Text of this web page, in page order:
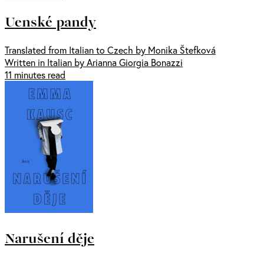
Uenské pandy
Translated from Italian to Czech by Monika Štefková
Written in Italian by Arianna Giorgia Bonazzi
11 minutes read
Narušení děje